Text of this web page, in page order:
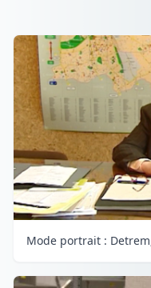
Mode portrait :